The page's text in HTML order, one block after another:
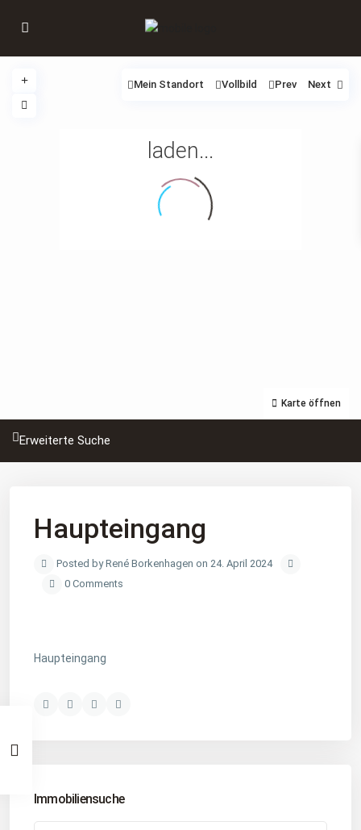
laden...
Karte öffnen
Mein Standort Vollbild Prev Next
Erweiterte Suche
Haupteingang
Posted by René Borkenhagen on 24. April 2024
0 Comments
Haupteingang
Immobiliensuche